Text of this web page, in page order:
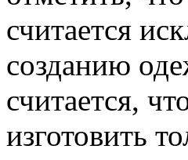
считается
созданию
считается,
изготовить